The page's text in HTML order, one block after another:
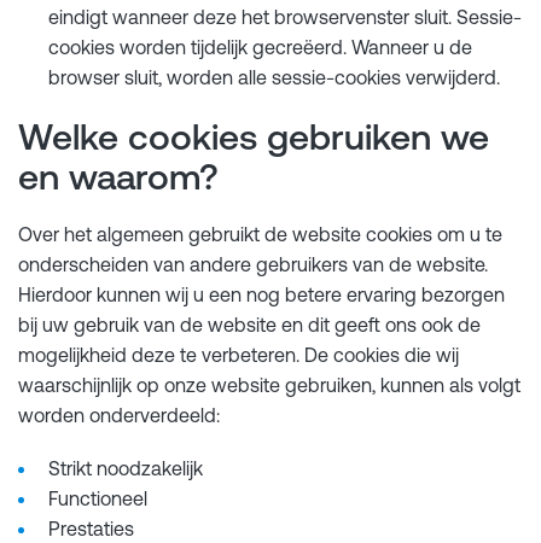
eindigt wanneer deze het browservenster sluit. Sessie-
cookies worden tijdelijk gecreëerd. Wanneer u de
browser sluit, worden alle sessie-cookies verwijderd.
Welke cookies gebruiken we
en waarom?
Over het algemeen gebruikt de website cookies om u te
onderscheiden van andere gebruikers van de website.
Hierdoor kunnen wij u een nog betere ervaring bezorgen
bij uw gebruik van de website en dit geeft ons ook de
mogelijkheid deze te verbeteren. De cookies die wij
waarschijnlijk op onze website gebruiken, kunnen als volgt
worden onderverdeeld:
Strikt noodzakelijk
Functioneel
Prestaties